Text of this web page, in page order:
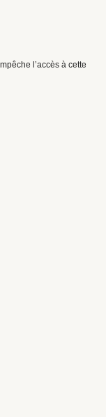
l’accès à cette